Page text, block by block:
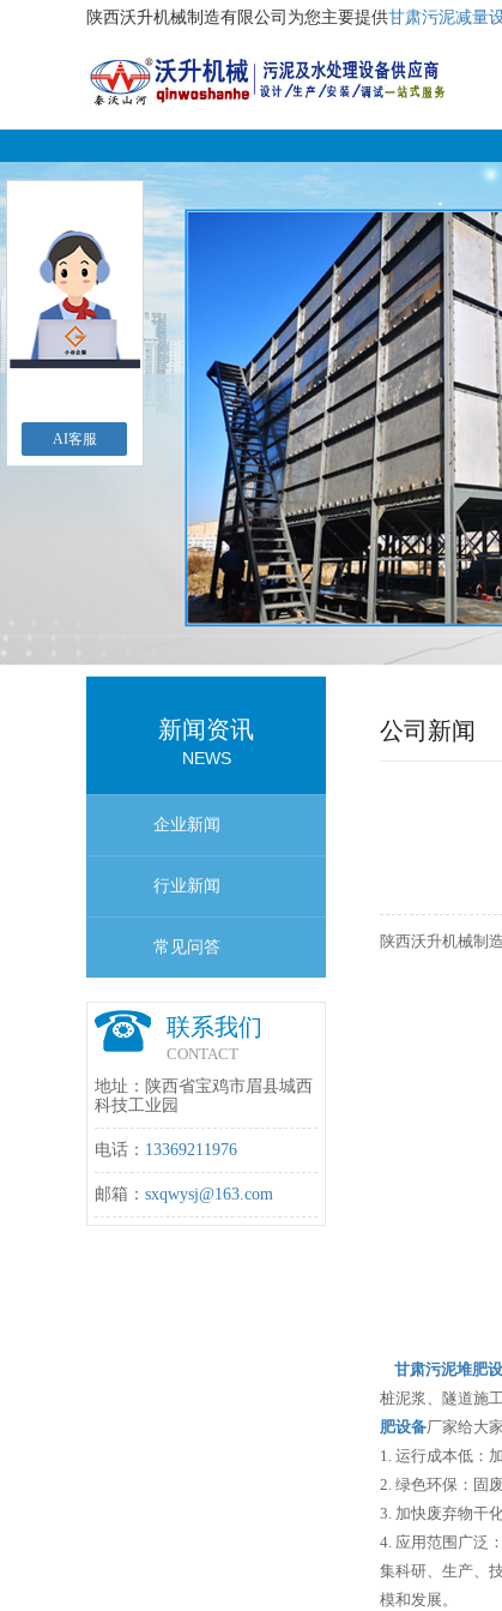
陕西沃升机械制造有限公司为您主要提供甘肃污泥减量
新闻资讯
NEWS
企业新闻
行业新闻
常见问答
联系我们
CONTACT
地址：陕西省宝鸡市眉县城西
科技工业园
电话： 13369211976
邮箱： sxqwysj@163.com
公司新闻
陕西沃升机械制
甘肃污泥堆肥
桩泥浆、隧道施
肥设备厂家给大
1. 运行成本低：
2. 绿色环保：固
3. 加快废弃物干
4. 应用范围广泛
集科研、生产、
模和发展。
AI客服